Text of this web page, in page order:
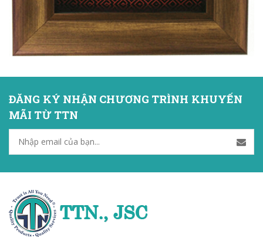
ĐĂNG KÝ NHẬN CHƯƠNG TRÌNH KHUYẾN
MÃI TỪ TTN